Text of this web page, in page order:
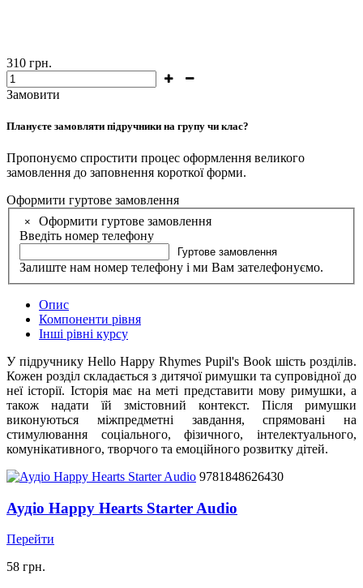
310 грн.
Замовити
Плануєте замовляти підручники на групу чи клас?
Пропонуємо спростити процес оформлення великого
замовлення до заповнення короткої форми.
Оформити гуртове замовлення
×
Оформити гуртове замовлення
Введіть номер телефону
Гуртове замовлення
Залиште нам номер телефону і ми Вам зателефонуємо.
Опис
Компоненти рівня
Інші рівні курсу
У підручнику Hello Happy Rhymes Pupil's Book шість розділів.
Кожен розділ складається з дитячої римушки та супровідної до
неї історії. Історія має на меті представити мову римушки, а
також надати їй змістовний контекст. Після римушки
виконуються міжпредметні завдання, спрямовані на
стимулювання соціального, фізичного, інтелектуального,
комунікативного, творчого та емоційного розвитку дітей.
9781848626430
Аудіо Happy Hearts Starter Audio
Перейти
58 грн.